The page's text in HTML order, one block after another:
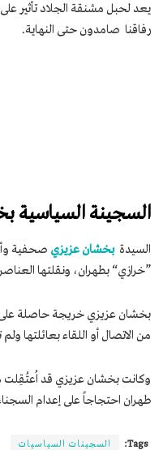
يعد لحبل مشنقة الجلاد تأثير
رفاقنا صامدون حتى النهاية.
السجينة السياسية
السيدةبخشان عزيزي
”خرازي“ بطهران، ونقلتها العناصر الأمنية على الفور إلى
بخشان عزيزي خريجة حاصلة على
من الاتصال أو اللقاء بعائلتها
طهران احتجاجاً على إعدام السجناء
Tags: السجينات السياسيات